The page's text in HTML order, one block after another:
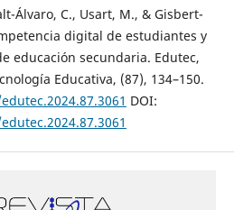
Álvaro, C., Usart, M., & Gisbert-
digital de estudiantes y
educación secundaria. Edutec,
Educativa, (87), 134–150.
DOI: